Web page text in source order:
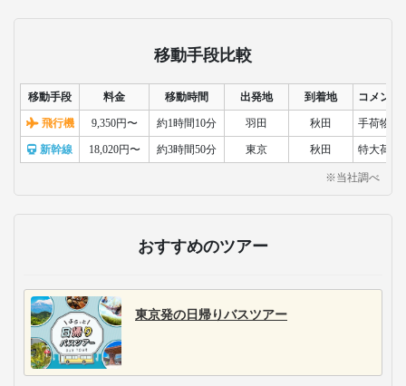
移動手段比較
移動手段 料金 移動時間 出発地 到着地 コメント
飛行機 9,350円〜 約1時間10分 羽田 秋田 手荷物検
新幹線 18,020円〜 約3時間50分 東京 秋田 特大荷物
※当社調べ
おすすめのツアー
東京発の日帰りバスツアー